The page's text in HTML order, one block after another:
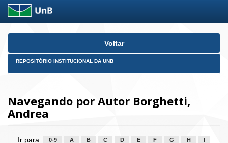
Skip
Voltar
REPOSITÓRIO INSTITUCIONAL DA UNB
Navegando por Autor Borghetti,
Andrea
Ir para: 0-9 A B C D E F G H